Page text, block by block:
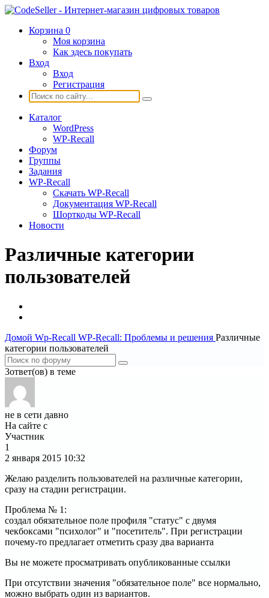
Корзина 0
Моя корзина
Как здесь покупать
Вход
Вход
Регистрация
Каталог
WordPress
WP-Recall
Форум
Группы
Задания
WP-Recall
Скачать WP-Recall
Документация WP-Recall
Шорткоды WP-Recall
Новости
Различные категории
пользователей
Домой Wp-Recall WP-Recall: Проблемы и решения Различные
категории пользователей
3ответ(ов) в теме
не в сети давно
На сайте с
Участник
1
2 января 2015 10:32
Желаю разделить пользователей на различные категории,
сразу на стадии регистрации.
Проблема № 1:
создал обязательное поле профиля "статус" с двумя
чекбоксами "психолог" и "посетитель". При регистрации
почему-то предлагает отметить сразу два варианта
Вы не можете просматривать опубликованные ссылки
При отсутствии значения "обязательное поле" все нормально,
можно выбрать один из вариантов.